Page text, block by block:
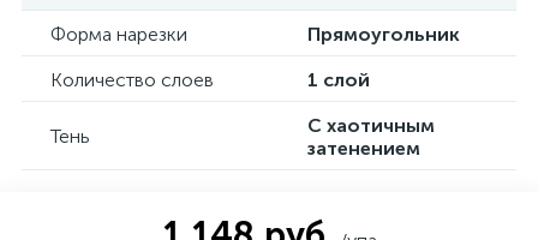
Форма нарезки
Прямоугольник
Количество слоев
1 слой
Тень
С хаотичным
затенением